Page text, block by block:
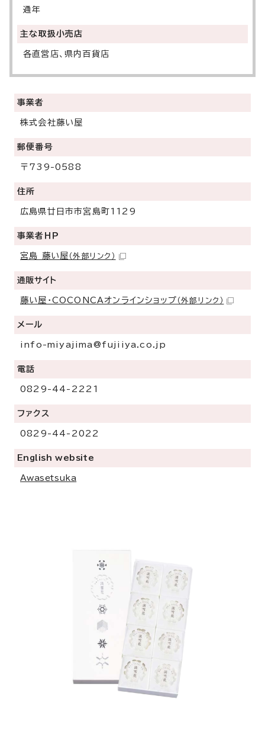
通年
主な取扱小売店
各直営店、県内百貨店
事業者
株式会社藤い屋
郵便番号
〒739-0588
住所
広島県廿日市市宮島町1129
事業者ＨＰ
宮島 藤い屋 （外部リンク）
通販サイト
藤い屋・COCONCAオンラインショップ （外部リンク）
メール
info-miyajima@fujiiya.co.jp
電話
0829-44-2221
ファクス
0829-44-2022
English website
Awasetsuka